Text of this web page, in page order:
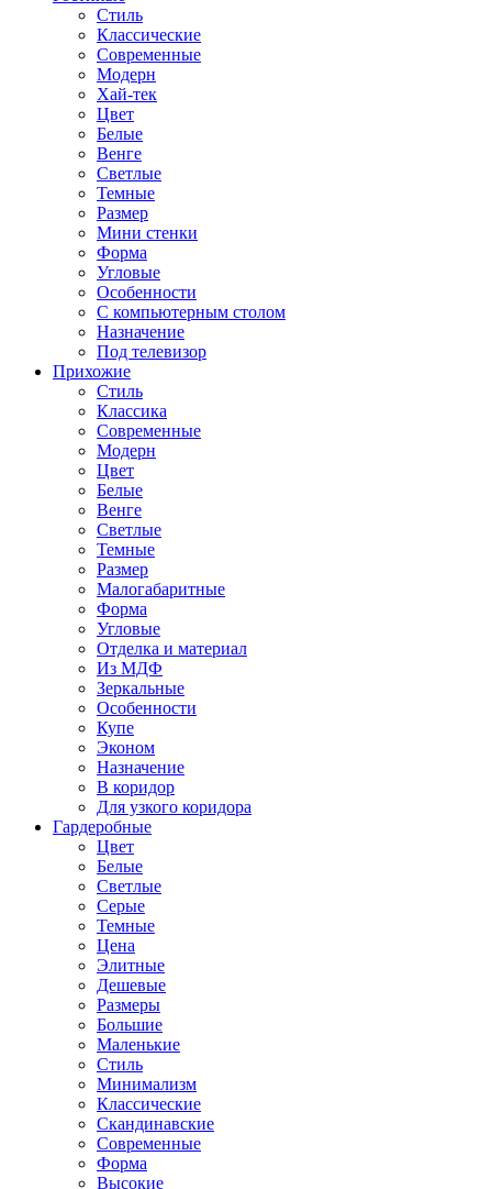
Стиль
Классические
Современные
Модерн
Хай-тек
Цвет
Белые
Венге
Светлые
Темные
Размер
Мини стенки
Форма
Угловые
Особенности
С компьютерным столом
Назначение
Под телевизор
Прихожие
Стиль
Классика
Современные
Модерн
Цвет
Белые
Венге
Светлые
Темные
Размер
Малогабаритные
Форма
Угловые
Отделка и материал
Из МДФ
Зеркальные
Особенности
Купе
Эконом
Назначение
В коридор
Для узкого коридора
Гардеробные
Цвет
Белые
Светлые
Серые
Темные
Цена
Элитные
Дешевые
Размеры
Большие
Маленькие
Стиль
Минимализм
Классические
Скандинавские
Современные
Форма
Высокие